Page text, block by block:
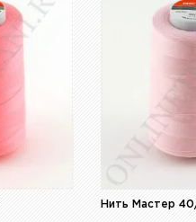
Нить Мастер